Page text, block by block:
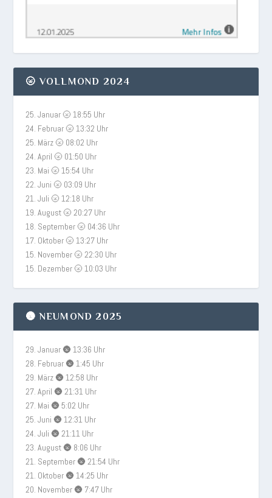
🌝 VOLLMOND 2024
25. Januar 🌝 18:55 Uhr
24. Februar 🌝 13:32 Uhr
25. März 🌝 08:02 Uhr
24. April 🌝 01:50 Uhr
23. Mai 🌝 15:54 Uhr
22. Juni 🌝 03:09 Uhr
21. Juli 🌝 12:18 Uhr
19. August 🌝 20:27 Uhr
18. September 🌝 04:36 Uhr
17. Oktober 🌝 13:27 Uhr
15. November 🌝 22:30 Uhr
15. Dezember 🌝 10:03 Uhr
🌚 NEUMOND 2025
29. Januar 🌚 13:36 Uhr
28. Februar 🌚 1:45 Uhr
29. März 🌚 12:58 Uhr
27. April 🌚 21:31 Uhr
27. Mai 🌚 5:02 Uhr
25. Juni 🌚 12:31 Uhr
24. Juli 🌚 21:11 Uhr
23. August 🌚 8:06 Uhr
21. September 🌚 21:54 Uhr
21. Oktober 🌚 14:25 Uhr
20. November 🌚 7:47 Uhr